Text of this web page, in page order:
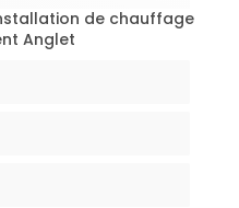
de chauffage
Anglet